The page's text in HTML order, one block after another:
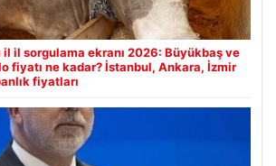
il il sorgulama ekranı 2026: Büyükbaş ve
fiyatı ne kadar? İstanbul, Ankara, İzmir
fiyatları